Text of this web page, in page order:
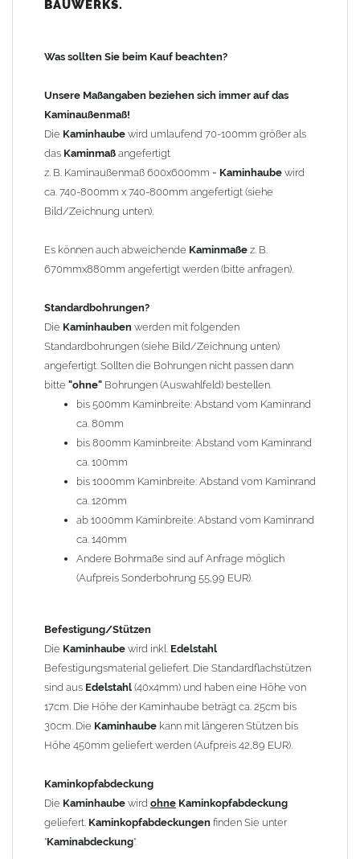
100mm
120mm
140mm
Andere Bohrmaße sind auf Anfrage möglich (Aufpreis
Sonderbohrung 55,99 EUR).
Befestigung/Stützen
Kaminhaubewird inkl. EdelstahlBefestigungsmaterial
geliefert. Die Standardflachstützen sind aus
beträgt ca. 25cm bis 30cm. DieKaminhaubekann mit längeren
Stützen bis Höhe 450mm geliefert werden (Aufpreis 42,89 EUR).
Kaminkopfabdeckung
Kaminhaubewirdohne Kaminkopfabdeckung
Kaminkopfabdeckungenfinden Sie unter "Kaminabdeckung
Es stehen insgesamt 20 verschiedene Typen zur Auswahl. Bitte
Auswahlfeldangeben.
Standardhauben siehe Auswahlfeld: 01 Haus,03 Welle
(unser Topseller)
Laube, 13 Schwalbe, 14 Sattel Welle, 15 Welle 90° gedreht,
17 Dach, 18 Plafond 2, 19 S-Line, 20 Pult
Typ 07 (Welle hoch) und 08 (Doppel Welle) haben einen
Aufpreis von 20% (bitte anfragen - Bestellung nicht über
Shop möglich).
Die Typen 02 (Bogen), 06 (Krempe), 09 (Pagode), 10
1,5mm hergestellt (Preis auf Anfrage = ca. 2-3-fache vom
1,5mm Standardpreis)
allgemeine Informationen:
Ab einer Kaminlängevon 1200mm werden 6
Kaminstützengeliefert.
Bei der Kombination mitWetterfahneundKaminbreite
angefertigt.
DieKaminhaubekann mitklappbaren Stützen
für 4 Stützen = 96,89 EUR, Länge ab 1200mm 6 Stützen =
145,39 EUR) geliefert werden.
BAUWERKS.
Was sollten Sie beim Kauf beachten?
Unsere Maßangaben beziehen sich immer auf das
Kaminaußenmaß!
Die Kaminhaube wird umlaufend 70-100mm größer als
das Kaminmaß angefertigt
z. B. Kaminaußenmaß 600x600mm = Kaminhaube wird
ca. 740-800mm x 740-800mm angefertigt (siehe
Bild/Zeichnung unten).
Es können auch abweichende Kaminmaße z. B.
670mmx880mm angefertigt werden (bitte anfragen).
Standardbohrungen?
Die Kaminhauben werden mit folgenden
Standardbohrungen (siehe Bild/Zeichnung unten)
angefertigt. Sollten die Bohrungen nicht passen dann
bitte "ohne" Bohrungen (Auswahlfeld) bestellen.
bis 500mm Kaminbreite: Abstand vom Kaminrand
ca. 80mm
bis 800mm Kaminbreite: Abstand vom Kaminrand
ca. 100mm
bis 1000mm Kaminbreite: Abstand vom Kaminrand
ca. 120mm
ab 1000mm Kaminbreite: Abstand vom Kaminrand
ca. 140mm
Andere Bohrmaße sind auf Anfrage möglich
(Aufpreis Sonderbohrung 55,99 EUR).
Befestigung/Stützen
Die Kaminhaube wird inkl. Edelstahl
Befestigungsmaterial geliefert. Die Standardflachstützen
sind aus Edelstahl (40x4mm) und haben eine Höhe von
17cm. Die Höhe der Kaminhaube beträgt ca. 25cm bis
30cm. Die Kaminhaube kann mit längeren Stützen bis
Höhe 450mm geliefert werden (Aufpreis 42,89 EUR).
Kaminkopfabdeckung
Die Kaminhaube wird ohne Kaminkopfabdeckung
geliefert. Kaminkopfabdeckungen finden Sie unter
"Kaminabdeckung".